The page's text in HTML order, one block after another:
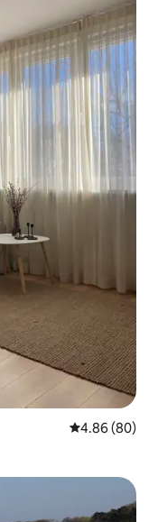
平均评分 4.86
4.86 (80)